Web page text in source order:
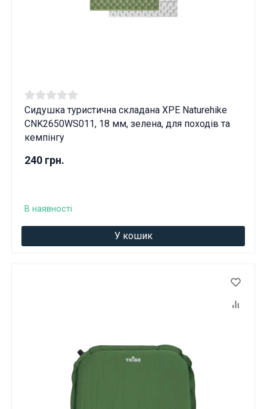
Сидушка туристична складана XPE Naturehike
CNK2650WS011, 18 мм, зелена, для походів та
кемпінгу
240 грн.
В наявності
У кошик